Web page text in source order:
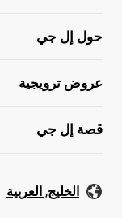
حول إل جي
عروض ترويجية
قصة إل جي
الخليج, العربية